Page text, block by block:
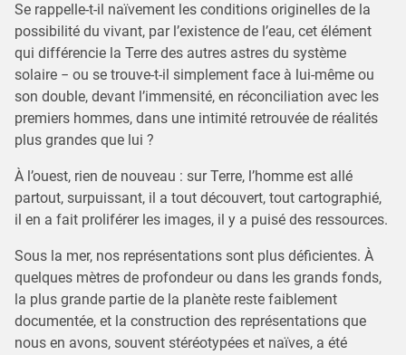
Se rappelle-t-il naïvement les conditions originelles de la
possibilité du vivant, par l’existence de l’eau, cet élément
qui différencie la Terre des autres astres du système
solaire − ou se trouve-t-il simplement face à lui-même ou
son double, devant l’immensité, en réconciliation avec les
premiers hommes, dans une intimité retrouvée de réalités
plus grandes que lui ?
À l’ouest, rien de nouveau : sur Terre, l’homme est allé
partout, surpuissant, il a tout découvert, tout cartographié,
il en a fait proliférer les images, il y a puisé des ressources.
Sous la mer, nos représentations sont plus déficientes. À
quelques mètres de profondeur ou dans les grands fonds,
la plus grande partie de la planète reste faiblement
documentée, et la construction des représentations que
nous en avons, souvent stéréotypées et naïves, a été